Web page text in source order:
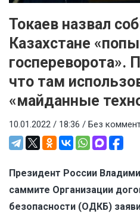
Токаев назвал
Казахстане
госпереворота».
что там
«майданные
10.01.2022 / 18:36 / Без
Президент России
саммите Организации
безопасности (ОДКБ)